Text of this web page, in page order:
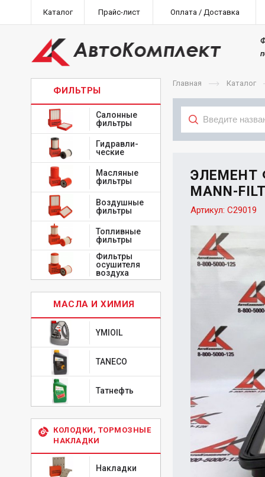
Каталог Прайс-лист Оплата / Доставка
ФИЛЬТРЫ
Салонные
фильтры
Гидравли-
ческие
Масляные
фильтры
Воздушные
фильтры
Топливные
фильтры
Фильтры
осушителя
воздуха
МАСЛА И ХИМИЯ
YMIOIL
TANECO
Татнефть
КОЛОДКИ, ТОРМОЗНЫЕ
НАКЛАДКИ
Накладки
Главная Каталог
ЭЛЕМЕНТ
MANN-
Артикул: C29019